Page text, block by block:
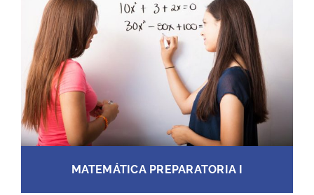
MATEMÁTICA PREPARATORIA I